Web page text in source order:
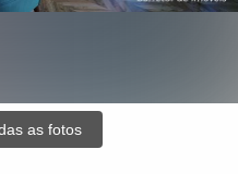
as fotos